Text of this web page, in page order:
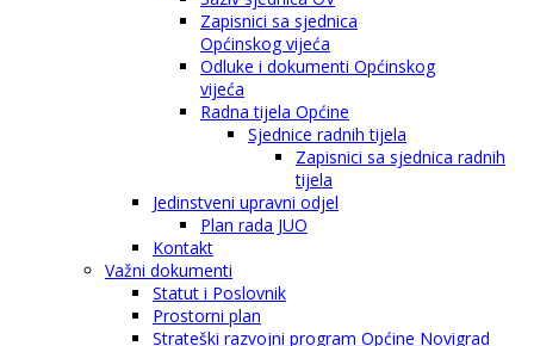
Zapisnici sa sjednica
Općinskog vijeća
Odluke i dokumenti Općinskog
vijeća
Radna tijela Općine
Sjednice radnih tijela
Zapisnici sa sjednica radnih
tijela
Jedinstveni upravni odjel
Plan rada JUO
Kontakt
Važni dokumenti
Statut i Poslovnik
Prostorni plan
Strateški razvojni program Općine Novigrad